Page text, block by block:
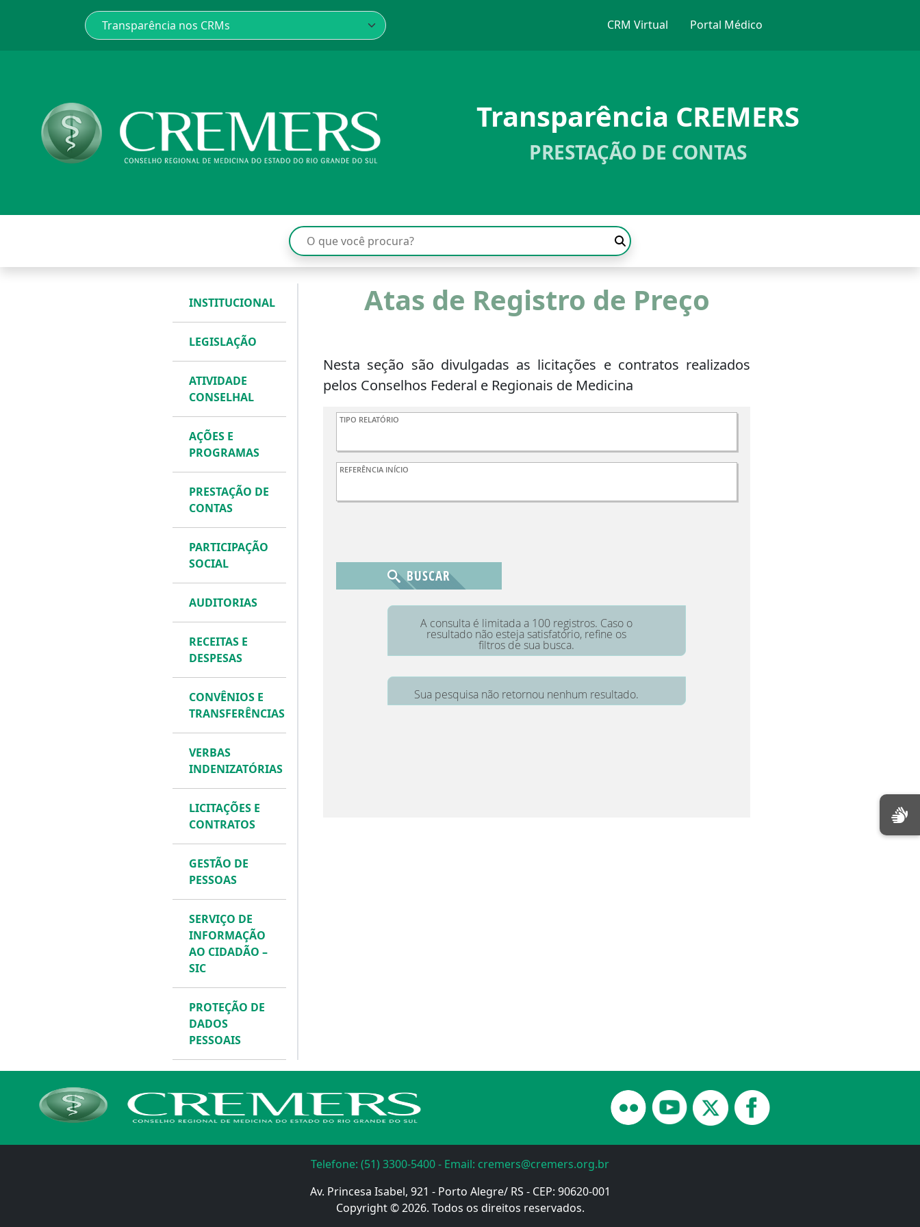
CRM Virtual Portal Médico
Transparência CREMERS
PRESTAÇÃO DE CONTAS
INSTITUCIONAL
LEGISLAÇÃO
ATIVIDADE
CONSELHAL
AÇÕES E
PROGRAMAS
PRESTAÇÃO DE
CONTAS
PARTICIPAÇÃO
SOCIAL
AUDITORIAS
RECEITAS E
DESPESAS
CONVÊNIOS E
TRANSFERÊNCIAS
VERBAS
INDENIZATÓRIAS
LICITAÇÕES E
CONTRATOS
GESTÃO DE
PESSOAS
SERVIÇO DE
INFORMAÇÃO
AO CIDADÃO –
SIC
PROTEÇÃO DE
DADOS
PESSOAIS
Atas de Registro de Preço
Nesta seção são divulgadas as licitações e contratos realizados
pelos Conselhos Federal e Regionais de Medicina
Telefone: (51) 3300-5400 - Email: cremers@cremers.org.br
Av. Princesa Isabel, 921 - Porto Alegre/ RS - CEP: 90620-001
Copyright © 2026. Todos os direitos reservados.